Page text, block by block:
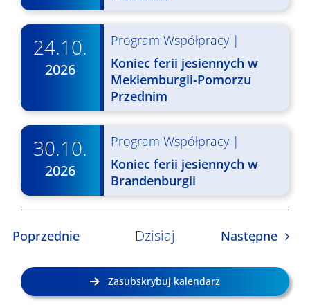
24.10.
2026
Program Współpracy|
Koniec ferii jesiennych w
Meklemburgii-Pomorzu
Przednim
30.10.
2026
Program Współpracy|
Koniec ferii jesiennych w
Brandenburgii
PoprzednieWydarzeniaDzisiaj Następne
Zasubskrybuj kalendarz